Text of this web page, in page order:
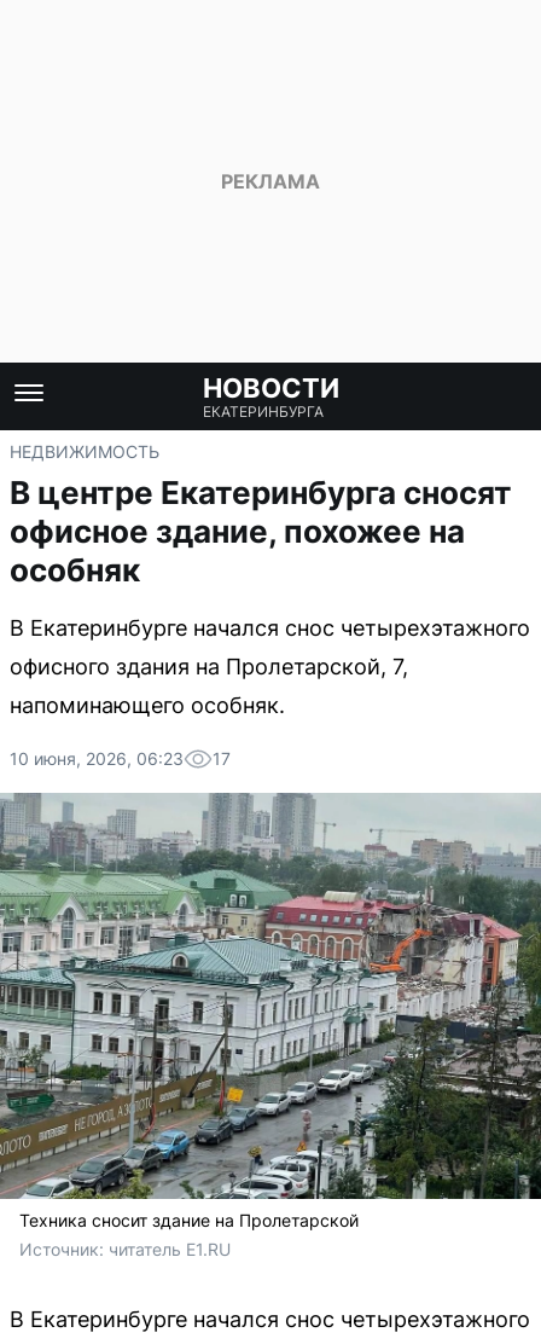
НОВОСТИ
ЕКАТЕРИНБУРГА
НЕДВИЖИМОСТЬ
В центре Екатеринбурга сносят
офисное здание, похожее на
особняк
В Екатеринбурге начался снос четырехэтажного
офисного здания на Пролетарской, 7,
напоминающего особняк.
10 июня, 2026, 06:23 17
Техника сносит здание на Пролетарской
Источник: читатель E1.RU
В Екатеринбурге начался снос четырехэтажного